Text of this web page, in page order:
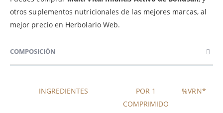
otros suplementos nutricionales de las mejores marcas, al
mejor precio en Herbolario Web.
COMPOSICIÓN
INGREDIENTES
POR 1
COMPRIMIDO
%VRN*